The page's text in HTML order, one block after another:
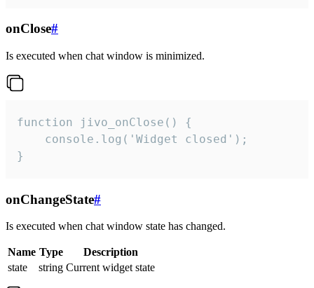
onClose#
Is executed when chat window is minimized.
function jivo_onClose() {
    console.log('Widget closed');
}
onChangeState#
Is executed when chat window state has changed.
Name Type
Description
state
string Current widget state